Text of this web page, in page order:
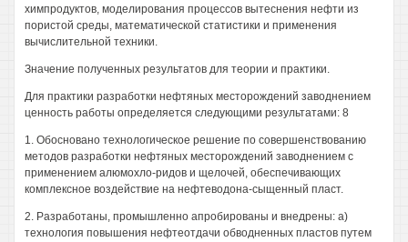
химпродуктов, моделирования процессов вытеснения нефти из
пористой среды, математической статистики и применения
вычислительной техники.
Значение полученных результатов для теории и практики.
Для практики разработки нефтяных месторождений заводнением
ценность работы определяется следующими результатами: 8
1. Обосновано технологическое решение по совершенствованию
методов разработки нефтяных месторождений заводнением с
применением алюмохло-ридов и щелочей, обеспечивающих
комплексное воздействие на нефтеводона-сыщенный пласт.
2. Разработаны, промышленно апробированы и внедрены: а)
технология повышения нефтеотдачи обводненных пластов путем